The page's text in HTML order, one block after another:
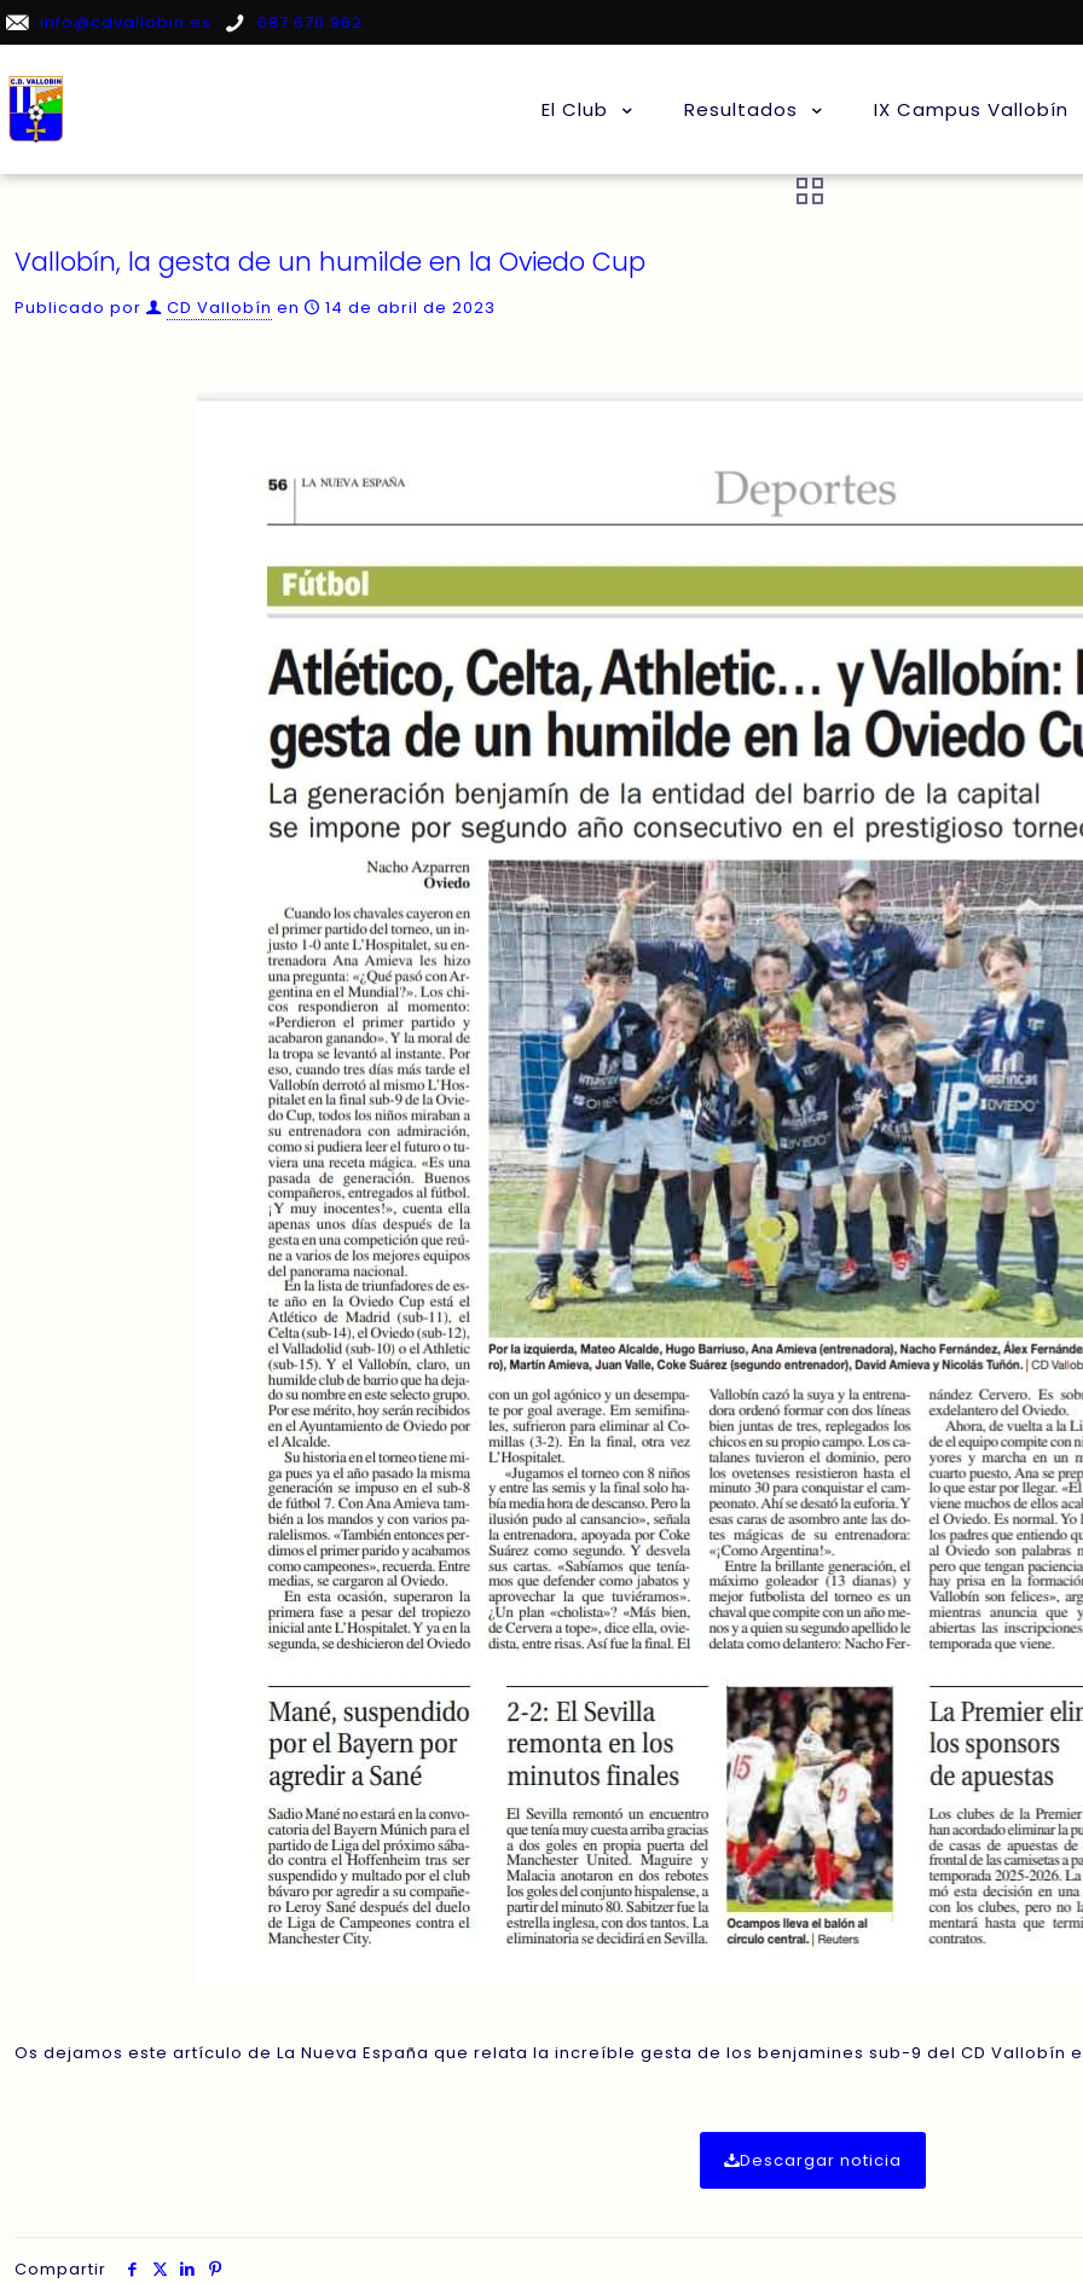
info@cdvallobin.es 687 670 962
El Club Resultados IX Campus Vallobín
Vallobín, la gesta de un humilde en la Oviedo Cup
Publicado por CD Vallobín en 14 de abril de 2023
Os dejamos este artículo de La Nueva España que relata la increíble gesta de los benjamines sub-9 del CD Vallobín
Descargar noticia
Compartir